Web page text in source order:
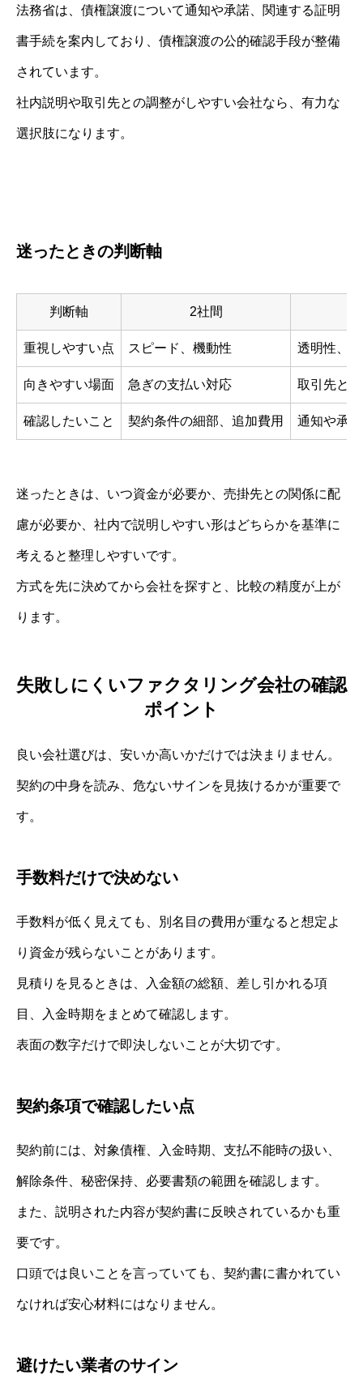
法務省は、債権譲渡について通知や承諾、関連する証明
書手続を案内しており、債権譲渡の公的確認手段が整備
されています。
社内説明や取引先との調整がしやすい会社なら、有力な
選択肢になります。
迷ったときの判断軸
判断軸 2社間
重視しやすい点 スピード、機動性 透明性、
向きやすい場面 急ぎの支払い対応 取引先と
確認したいこと 契約条件の細部、追加費用 通知や承
迷ったときは、いつ資金が必要か、売掛先との関係に配
慮が必要か、社内で説明しやすい形はどちらかを基準に
考えると整理しやすいです。
方式を先に決めてから会社を探すと、比較の精度が上が
ります。
失敗しにくいファクタリング会社の確認
ポイント
良い会社選びは、安いか高いかだけでは決まりません。
契約の中身を読み、危ないサインを見抜けるかが重要で
す。
手数料だけで決めない
手数料が低く見えても、別名目の費用が重なると想定よ
り資金が残らないことがあります。
見積りを見るときは、入金額の総額、差し引かれる項
目、入金時期をまとめて確認します。
表面の数字だけで即決しないことが大切です。
契約条項で確認したい点
契約前には、対象債権、入金時期、支払不能時の扱い、
解除条件、秘密保持、必要書類の範囲を確認します。
また、説明された内容が契約書に反映されているかも重
要です。
口頭では良いことを言っていても、契約書に書かれてい
なければ安心材料にはなりません。
避けたい業者のサイン